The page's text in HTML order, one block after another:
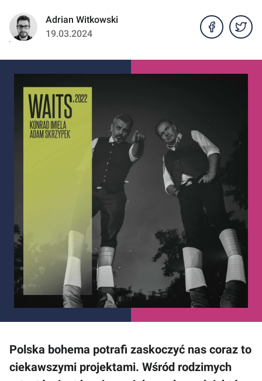
Adrian Witkowski
19.03.2024
Polska bohema potrafi zaskoczyć nas coraz to
ciekawszymi projektami. Wśród rodzimych